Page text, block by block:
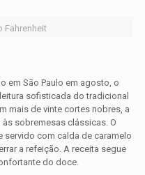
Fahrenheit
em São Paulo em agosto, o
sofisticada do tradicional
mais de vinte cortes nobres, a
sobremesas clássicas. O
servido com calda de caramelo
a refeição. A receita segue
do doce.